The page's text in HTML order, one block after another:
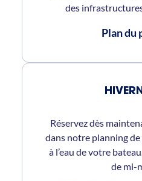
des
Plan du
Réservez dès
dans notre planning
à l’eau de votre
de mi-